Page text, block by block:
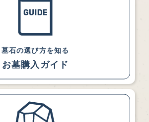
墓石の選び方を知る
お墓購入ガイド